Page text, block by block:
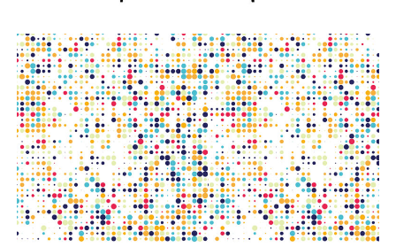
ένας καθημερινός αγώνας που πολλές φορές πληρώνεται
με ανθρώπινες ζωές.
Παράλληλα, εκφράζουμε την αμέριστη συμπαράστασή μας
στους κατοίκους του όμορου Δήμου Δωρίδας, που
δοκιμάστηκαν από τις καταστροφικές πυρκαγιές. Οι
πληγές που αφήνει πίσω της η φωτιά δεν γνωρίζουν
διοικητικά όρια. Είναι πληγές που αφορούν ολόκληρη τη
Στερεά Ελλάδα και απαιτούν αλληλεγγύη, συντονισμό και
κοινή προσπάθεια.